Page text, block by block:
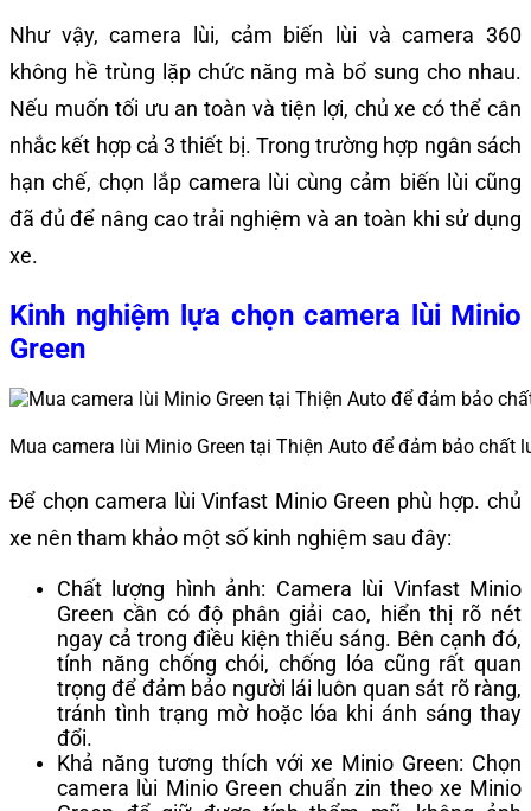
Như vậy, camera lùi, cảm biến lùi và camera 360
không hề trùng lặp chức năng mà bổ sung cho nhau.
Nếu muốn tối ưu an toàn và tiện lợi, chủ xe có thể cân
nhắc kết hợp cả 3 thiết bị. Trong trường hợp ngân sách
hạn chế, chọn lắp camera lùi cùng cảm biến lùi cũng
đã đủ để nâng cao trải nghiệm và an toàn khi sử dụng
xe.
Kinh nghiệm lựa chọn camera lùi Minio
Green
Mua camera lùi Minio Green tại Thiện Auto để đảm bảo chất
Để chọn camera lùi Vinfast Minio Green phù hợp. chủ
xe nên tham khảo một số kinh nghiệm sau đây:
Chất lượng hình ảnh: Camera lùi Vinfast Minio
Green cần có độ phân giải cao, hiển thị rõ nét
ngay cả trong điều kiện thiếu sáng. Bên cạnh đó,
tính năng chống chói, chống lóa cũng rất quan
trọng để đảm bảo người lái luôn quan sát rõ ràng,
tránh tình trạng mờ hoặc lóa khi ánh sáng thay
đổi.
Khả năng tương thích với xe Minio Green: Chọn
camera lùi Minio Green chuẩn zin theo xe Minio